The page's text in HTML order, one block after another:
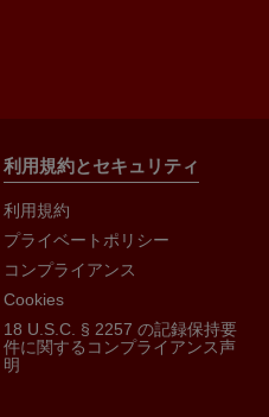
ショー、またはライブカメラやセ
チャットには多くの用語があり
葉は英語から来ており、現在は
、ウェブカメラ(またはカム、ウ
作され、インターネット上でライ
指します。
が、ライブです。
示すかをコントロールでき、彼女
一緒に空想します。
利用規約とセキュリティ
利用規約
プライベートポリシー
コンプライアンス
Cookies
18 U.S.C. § 2257 の記録保持要
件に関するコンプライアンス声
明